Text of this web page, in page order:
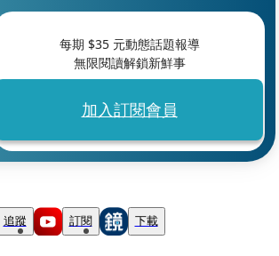
每期 $35元動態話題報導
無限閱讀解鎖新鮮事
加入訂閱會員
追蹤 訂閱 下載